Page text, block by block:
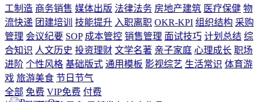
工制造 商务销售 媒体出版 法律法务 房地产建筑 医疗保健 物
流快递 团建培训 技能提升 入职离职 OKR-KPI 组织结构 采购
管理 会议纪要 SOP 成本管控 销售管理 面试技巧 计划总结 综
合知识 人文历史 投资理财 文学名著 亲子家庭 心理成长 职场
进阶 个性风格 基础版式 通用模板 影视综艺 生活常识 体育游
戏 旅游美食 节日节气
全部 免费 VIP免费 付费